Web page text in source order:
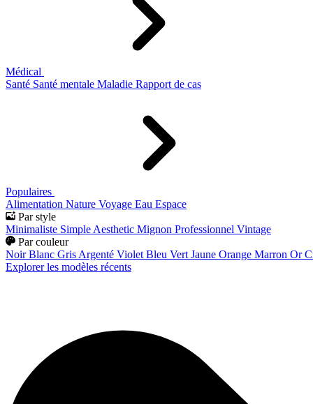
Médical
Santé Santé mentale Maladie Rapport de cas
Populaires
Alimentation Nature Voyage Eau Espace
Par style
Minimaliste Simple Aesthetic Mignon Professionnel Vintage
Par couleur
Noir Blanc Gris Argenté Violet Bleu Vert Jaune Orange Marron Or
Explorer les modèles récents